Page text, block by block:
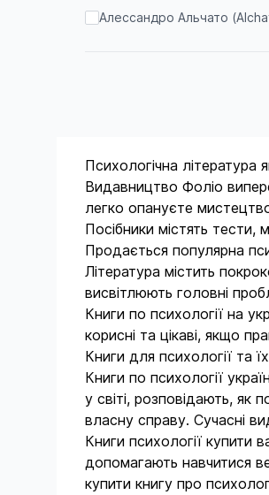
Бібліотека зарубіжної
Бібліотека світової
200 томах
Бібліотека світової
Антична література
Бібліотека української
Большой научный проект
Большой роман
Бохус
Будьте здоровы!
Велика книга
Великий науковий проект
Великий науковий проєкт
Алессандро Альчато
Федеріко Андахазі
Federiko)
Емма Андієвська
Андрій Тичина (Andrii
Юрій Андрухович
Yuriy)
Анна Шила (Anna Shyla)
Енн Бронте (Anne Brontë)
Ентоні Троллоп (Anthony
Антуан де Сент-Екзюпері
de Saint-Exupéry)
Психологічна література
Видавництво Фоліо
легко опануєте
Посібники містять
Продається популярна
Література містить
висвітлюють головні
Книги по психології на
корисні та цікаві, якщо
Книги для психології та
Книги по психології
у світі, розповідають,
власну справу. Сучасні
Книги психології купити
допомагають навчитися
купити книгу про